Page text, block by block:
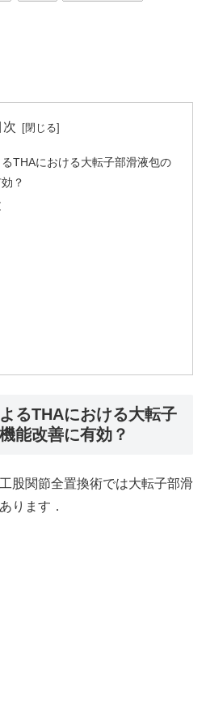
次
THAにおける大転子部滑液包の
？
るTHAにおける大転子
能改善に有効？
股関節全置換術では大転子部滑
ります．